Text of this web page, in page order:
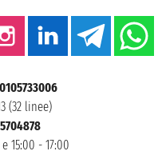
(32 linee)
15:00 - 17:00